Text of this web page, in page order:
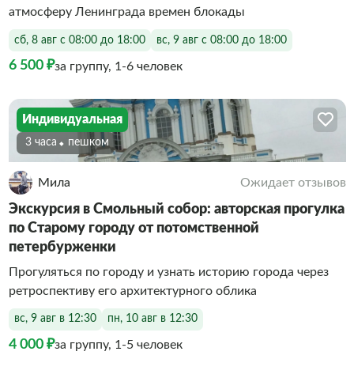
атмосферу Ленинграда времен блокады
сб, 8 авг с 08:00 до 18:00 вс, 9 авг с 08:00 до 18:00
6 500 ₽за группу, 1-6 человек
Индивидуальная
3 часа Пешком
Мила Ожидает отзывов
Экскурсия в Смольный собор: авторская прогулка
по Старому городу от потомственной
петербурженки
Прогуляться по городу и узнать историю города через
ретроспективу его архитектурного облика
вс, 9 авг в 12:30 пн, 10 авг в 12:30
4 000 ₽за группу, 1-5 человек